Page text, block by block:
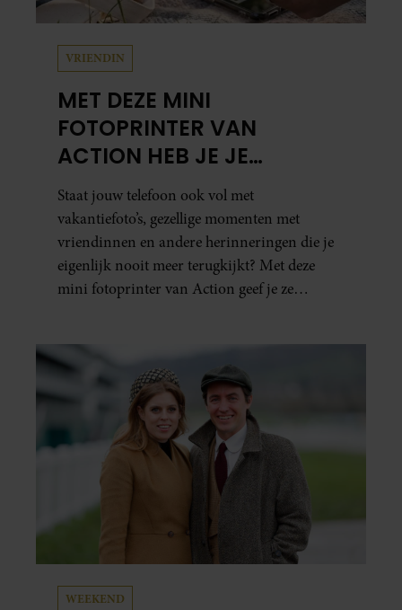
VRIENDIN
MET DEZE MINI
FOTOPRINTER VAN
ACTION HEB JE JE
FAVORIETE FOTO’S BINNEN
ÉÉN MINUUT IN HANDEN
Staat jouw telefoon ook vol met
vakantiefoto’s, gezellige momenten met
vriendinnen en andere herinneringen die je
eigenlijk nooit meer terugkijkt? Met deze
mini fotoprinter van Action geef je ze
al in handen.
WEEKEND